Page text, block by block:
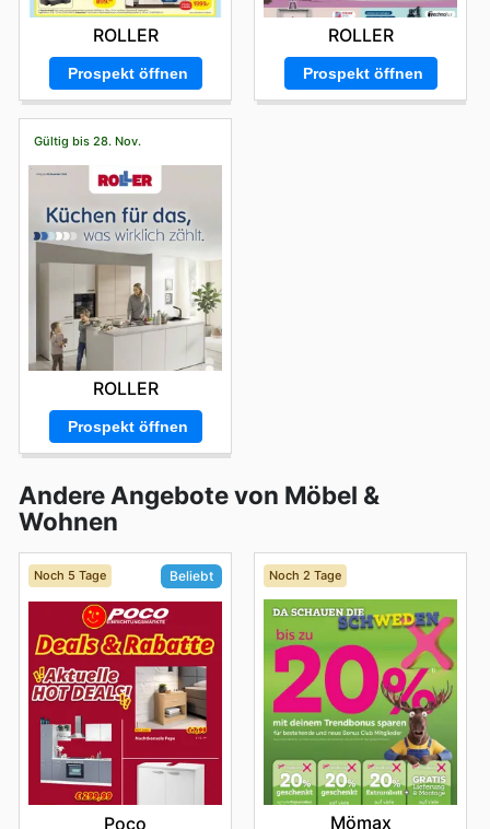
ROLLER
Prospekt öffnen
ROLLER
Prospekt öffnen
Gültig bis 28. Nov.
ROLLER
Prospekt öffnen
Andere Angebote von Möbel &
Wohnen
Noch 5 Tage Beliebt
Poco
Noch 2 Tage
Mömax